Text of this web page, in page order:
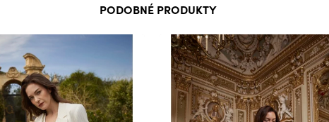
PODOBNÉ PRODUKTY